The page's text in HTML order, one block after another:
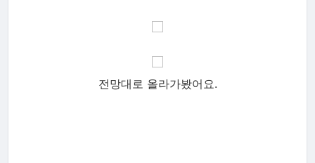
전망대로 올라가봤어요.